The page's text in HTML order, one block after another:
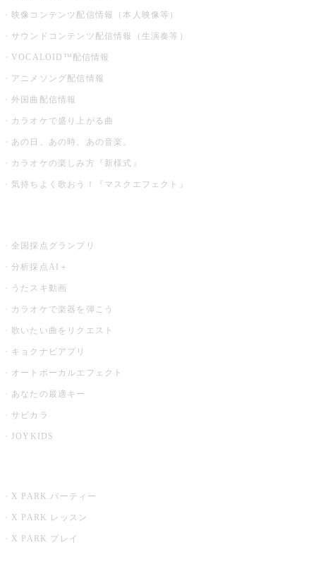
映像コンテンツ配信情報（本人映像等）
サウンドコンテンツ配信情報（生演奏等）
VOCALOID™配信情報
アニメソング配信情報
外国曲配信情報
カラオケで盛り上がる曲
あの日、あの時、あの音楽。
カラオケの楽しみ方『新様式』
気持ちよく歌おう！『マスクエフェクト』
全国採点グランプリ
分析採点AI＋
うたスキ動画
カラオケで楽器を弾こう
歌いたい曲をリクエスト
キョクナビアプリ
オートボーカルエフェクト
あなたの最適キー
サビカラ
JOYKIDS
X PARK パーティー
X PARK レッスン
X PARK プレイ